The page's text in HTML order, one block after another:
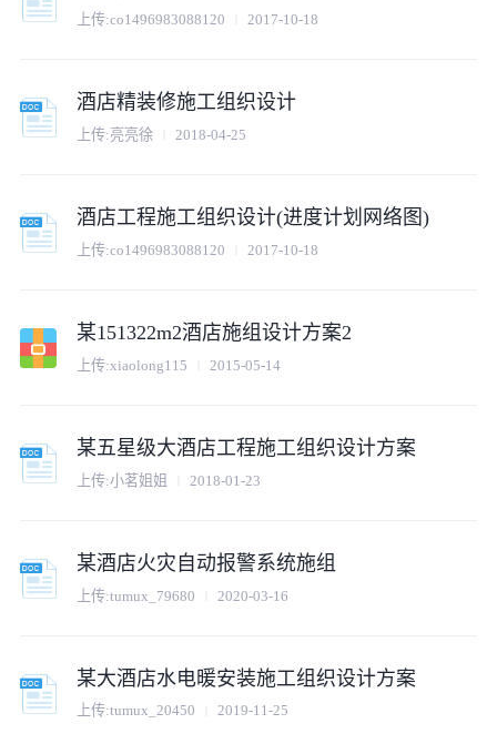
上传:co1496983088120 2017-10-18
酒店精装修施工组织设计
上传:亮亮徐 2018-04-25
酒店工程施工组织设计(进度计划网络图)
上传:co1496983088120 2017-10-18
某151322m2酒店施组设计方案2
上传:xiaolong115 2015-05-14
某五星级大酒店工程施工组织设计方案
上传:小茗姐姐 2018-01-23
某酒店火灾自动报警系统施组
上传:tumux_79680 2020-03-16
某大酒店水电暖安装施工组织设计方案
上传:tumux_20450 2019-11-25